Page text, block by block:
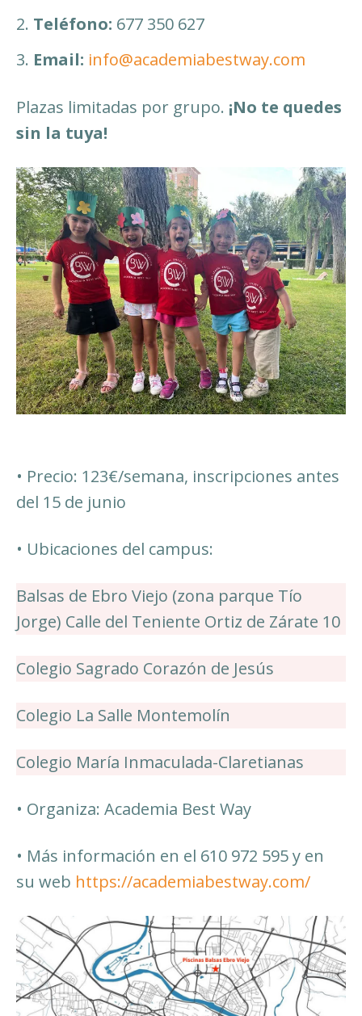
Teléfono: 677 350 627
Email: info@academiabestway.com
Plazas limitadas por grupo. ¡No te quedes
sin la tuya!
• Precio: 123€/semana, inscripciones antes
del 15 de junio
• Ubicaciones del campus:
Balsas de Ebro Viejo (zona parque Tío
Jorge) Calle del Teniente Ortiz de Zárate 10
Colegio Sagrado Corazón de Jesús
Colegio La Salle Montemolín
Colegio María Inmaculada-Claretianas
• Organiza: Academia Best Way
• Más información en el 610 972 595 y en
su web https://academiabestway.com/